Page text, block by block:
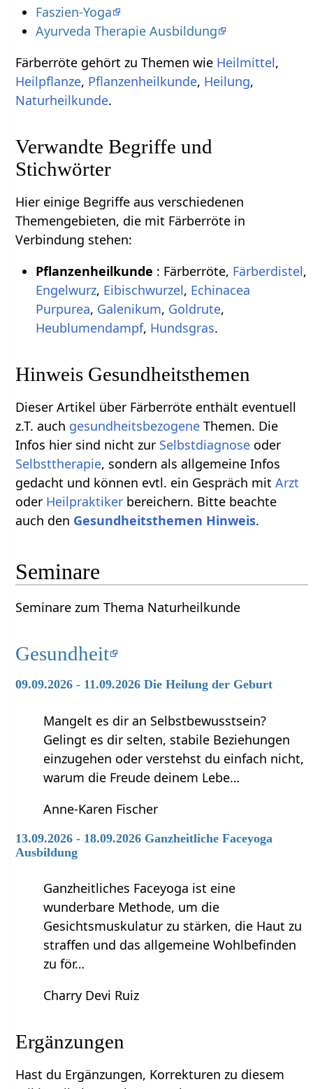
Faszien-Yoga
Ayurveda Therapie Ausbildung
Färberröte gehört zu Themen wie Heilmittel,
Heilpflanze, Pflanzenheilkunde, Heilung,
Naturheilkunde.
Verwandte Begriffe und
Stichwörter
Hier einige Begriffe aus verschiedenen
Themengebieten, die mit Färberröte in
Verbindung stehen:
Pflanzenheilkunde : Färberröte, Färberdistel,
Engelwurz, Eibischwurzel, Echinacea
Purpurea, Galenikum, Goldrute,
Heublumendampf, Hundsgras.
Hinweis Gesundheitsthemen
Dieser Artikel über Färberröte enthält eventuell
z.T. auch gesundheitsbezogene Themen. Die
Infos hier sind nicht zur Selbstdiagnose oder
Selbsttherapie, sondern als allgemeine Infos
gedacht und können evtl. ein Gespräch mitArzt
oder Heilpraktiker bereichern. Bitte beachte
auch den Gesundheitsthemen Hinweis.
Seminare
Seminare zum Thema Naturheilkunde
Gesundheit
09.09.2026 - 11.09.2026 Die Heilung der Geburt
Mangelt es dir an Selbstbewusstsein?
Gelingt es dir selten, stabile Beziehungen
einzugehen oder verstehst du einfach nicht,
warum die Freude deinem Lebe…
Anne-Karen Fischer
13.09.2026 - 18.09.2026 Ganzheitliche Faceyoga
Ausbildung
Ganzheitliches Faceyoga ist eine
wunderbare Methode, um die
Gesichtsmuskulatur zu stärken, die Haut zu
straffen und das allgemeine Wohlbefinden
zu för…
Charry Devi Ruiz
Ergänzungen
Hast du Ergänzungen, Korrekturen zu diesem